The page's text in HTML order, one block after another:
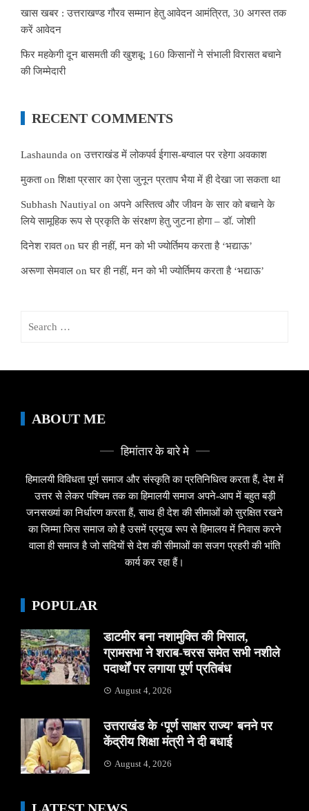
खास खबर : उत्तराखण्ड गौरव सम्मान हेतु आवेदन आमंत्रित, 30 अगस्त तक
करें आवेदन
फिर महकेगी दून बासमती की खुशबू: 160 किसानों ने संभाली विरासत बचाने
की जिम्मेदारी
RECENT COMMENTS
Lashaunda onउत्तराखंड में लोकपर्व ईगास-बग्वाल पर रहेगा अवकाश
मुकताonशिक्षा प्रसार का ऐसा जुनून प्रताप भैया में ही देखा जा सकता था
Subhash Nautiyal on अपने अस्तित्व और जीवन के सार को बचाने के
लिये सामूहिक रूप से प्रकृति के संरक्षण हेतु जुटना होगा – डॉ. जोशी
दिनेश रावतonघर ही नहीं, मन को भी ज्योर्तिमय करता है ‘भद्याऊ’
अरूणा सेमवाल onघर ही नहीं, मन को भी ज्योर्तिमय करता है ‘भद्याऊ’
ABOUT ME
हिमांतार के बारे मे
हिमालयी विविधता पूर्ण समाज और संस्कृति का प्रतिनिधित्व करता हैं, देश में
उत्तर से लेकर पश्चिम तक का हिमालयी समाज अपने-आप में बहुत बड़ी
जनसख्यां का निर्धारण करता हैं, साथ ही देश की सीमाओं को सुरक्षित रखने
का जिम्मा जिस समाज को है उसमें प्रमुख रूप से हिमालय में निवास करने
वाला ही समाज है जो सदियों से देश की सीमाओं का सजग प्रहरी की भांति
कार्य कर रहा हैं।
POPULAR
डाटमीर बना नशामुक्ति की मिसाल,
ग्रामसभा ने शराब-चरस समेत सभी नशीले
पदार्थों पर लगाया पूर्ण प्रतिबंध
August 4, 2026
उत्तराखंड के ‘पूर्ण साक्षर राज्य’ बनने पर
केंद्रीय शिक्षा मंत्री ने दी बधाई
August 4, 2026